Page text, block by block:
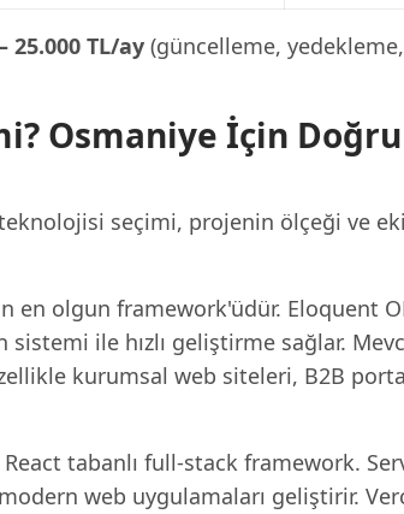
25.000 TL/ay (güncelleme,
Osmaniye İçin
seçimi, projenin ölçeği ve
en olgun framework'üdür. Eloquent
ile hızlı geliştirme sağlar.
kurumsal web siteleri, B2B
React tabanlı full-stack framework.
web uygulamaları geliştirir.